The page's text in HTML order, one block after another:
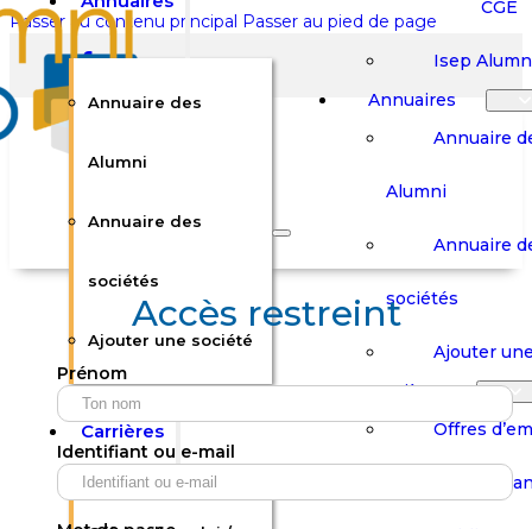
Passer au contenu principal Passer au pied de page
Rechercher sur le site
Rechercher
Votre panier est vide.
Boutique
Panier
Boutique
Annuaire des
Alumni
Annuaire des
sociétés
Ajouter une société
Carrières
CGE
Isep
Annuaires
Annuaire
Alumni
Annuaire
sociétés
Ajouter
Carrières
Offres
Stages /
Accès restreint
Prénom
Identifiant ou e-mail